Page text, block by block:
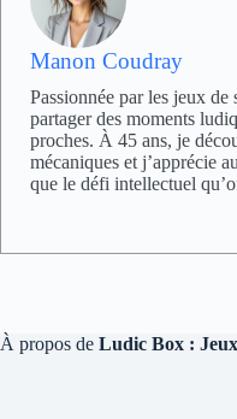
Manon Coudray
Passionnée par les jeux
partager des moments
proches. À 45 ans, je
mécaniques et j’apprécie
que le défi intellectuel
À propos de Ludic Box :